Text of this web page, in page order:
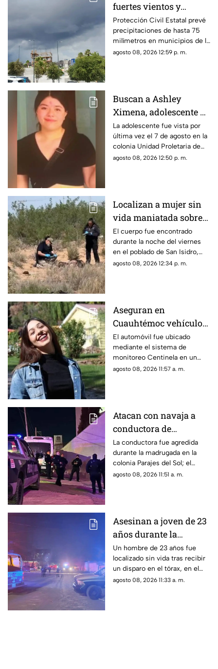
fuertes vientos y
temperaturas de hasta
39°C para este fin de
semana en Chihuahua
Protección Civil Estatal prevé
precipitaciones de hasta 75
milímetros en municipios de la
zona suroeste, además de
agosto 08, 2026 12:59 p. m.
Buscan a Ashley
Ximena, adolescente de
16 años desaparecida
en la colonia Unidad
Proletaria
La adolescente fue vista por
última vez el 7 de agosto en la
colonia Unidad Proletaria de
Chihuahua capital.
agosto 08, 2026 12:50 p. m.
Localizan a mujer sin
vida maniatada sobre
la carretera Juárez-
Porvenir
El cuerpo fue encontrado
durante la noche del viernes
en el poblado de San Isidro,
luego de un reporte anónimo a
agosto 08, 2026 12:34 p. m.
Aseguran en
Cuauhtémoc vehículo
relacionado con
investigación por
feminicidio de Adriana
El automóvil fue ubicado
mediante el sistema de
monitoreo Centinela en un
estacionamiento cercano al
agosto 08, 2026 11:57 a. m.
Atacan con navaja a
conductora de
plataforma tras
finalizar un viaje en
Ciudad Juárez
La conductora fue agredida
durante la madrugada en la
colonia Parajes del Sol; el
pasajero presuntamente la
agosto 08, 2026 11:51 a. m.
Asesinan a joven de 23
años durante la
madrugada en la
colonia Reforma de
Cuauhtémoc
Un hombre de 23 años fue
localizado sin vida tras recibir
un disparo en el tórax, en el
cruce de las calles Sinaloa y
agosto 08, 2026 11:33 a. m.